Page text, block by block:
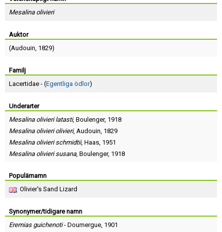
Mesalina olivieri
Auktor
(Audouin, 1829)
Familj
Lacertidae - (Egentliga ödlor)
Underarter
Mesalina olivieri latasti, Boulenger, 1918
Mesalina olivieri olivieri, Audouin, 1829
Mesalina olivieri schmidtii, Haas, 1951
Mesalina olivieri susana, Boulenger, 1918
Populärnamn
Olivier's Sand Lizard
Synonymer/tidigare namn
Eremias guichenoti- Doumergue, 1901
Lösenord:
Terms of Service